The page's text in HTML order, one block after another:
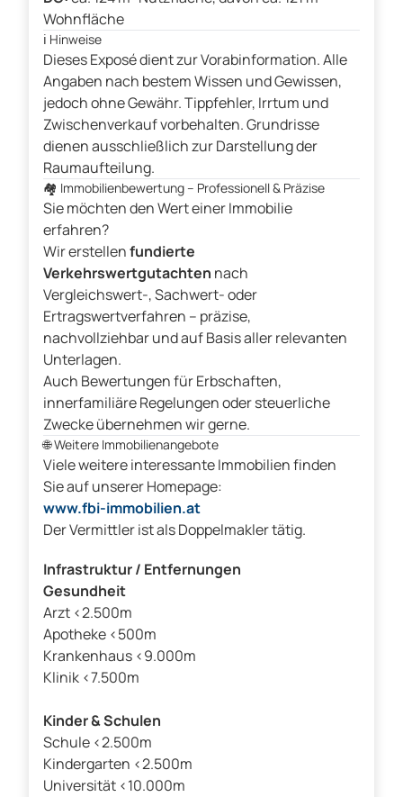
Wohnfläche
ℹ️ Hinweise
Dieses Exposé dient zur Vorabinformation. Alle
Angaben nach bestem Wissen und Gewissen,
jedoch ohne Gewähr. Tippfehler, Irrtum und
Zwischenverkauf vorbehalten. Grundrisse
dienen ausschließlich zur Darstellung der
Raumaufteilung.
🏘️ Immobilienbewertung – Professionell & Präzise
Sie möchten den Wert einer Immobilie
erfahren?
Wir erstellenfundierte
Verkehrswertgutachten nach
Vergleichswert-, Sachwert- oder
Ertragswertverfahren – präzise,
nachvollziehbar und auf Basis aller relevanten
Unterlagen.
Auch Bewertungen für Erbschaften,
innerfamiliäre Regelungen oder steuerliche
Zwecke übernehmen wir gerne.
🌐Weitere Immobilienangebote
Viele weitere interessante Immobilien finden
Sie auf unserer Homepage:
www.fbi-immobilien.at
Der Vermittler ist als Doppelmakler tätig.
Infrastruktur / Entfernungen
Gesundheit
Arzt <2.500m
Apotheke <500m
Krankenhaus <9.000m
Klinik <7.500m
Kinder & Schulen
Schule <2.500m
Kindergarten <2.500m
Universität <10.000m